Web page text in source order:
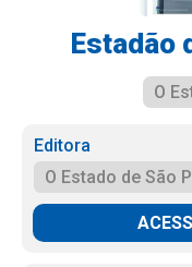
Estadão
O
Editora
O Estado de São